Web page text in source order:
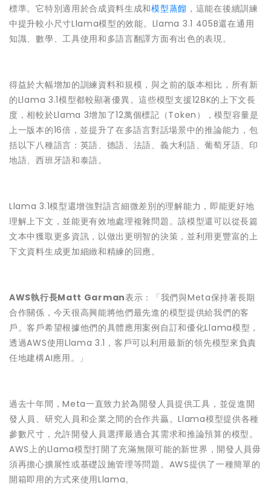
標準。它特別適用於合成資料生成和模型蒸餾 ，這能在後續訓練
中提升較小尺寸Llama模型的效能。Llama 3.1 405B還在通用
知識、數學、工具使用和多語言翻譯方面有出色的表現。
得益於大幅增加的訓練資料和規模，與之前的版本相比，所有新
的Llama 3.1模型都較顯著優異。這些模型支援128K的上下文長
度，相較於Llama 3增加了12萬個標記（Token），模型容量是
上一版本的16倍，並提升了在多語言對話場景中的推論能力，包
括以下八種語言：英語、德語、法語、義大利語、葡萄牙語、印
地語、西班牙語和泰語。
Llama 3.1模型還增強對語言細微差別的理解能力，即能更好地
理解上下文，並能更有效地處理複雜問題。該模型還可以從長篇
文本中獲取更多資訊，以做出更明智的決策，並利用更豐富的上
下文資料生成更加細緻和精練的回應。
AWS執行長Matt Garman表示：「我們與Meta保持著長期
合作關係，今天很高興能將他們最先進的模型提供給我們的客
戶。客戶希望根據他們的具體應用案例自訂和優化Llama模型，
透過AWS使用Llama 3.1，客戶可以利用最新的領先模型來負責
任地建構AI應用。」
過去十年間，Meta一直致力於為開發人員提供工具，並促進開
發人員、研究人員和企業之間的合作共贏。Llama模型提供各種
參數尺寸，允許開發人員選擇最適合其需求和推論預算的模型。
AWS上的Llama模型打開了充滿無限可能的新世界，開發人員毋
須再擔心擴展性或基礎設施管理等問題。AWS提供了一種簡單的
開箱即用的方式來使用Llama。